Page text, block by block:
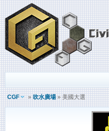
CGF »吹水廣場» 美國大選